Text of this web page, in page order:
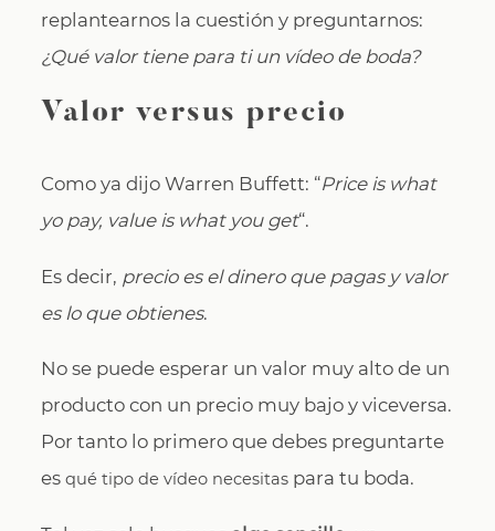
replantearnos la cuestión y preguntarnos:
¿Qué valor tiene para ti un vídeo de boda?
Valor versus precio
Como ya dijo Warren Buffett: “Price is what
yo pay, value is what you get“.
Es decir, precio es el dinero que pagas y valor
es lo que obtienes.
No se puede esperar un valor muy alto de un
producto con un precio muy bajo y viceversa.
Por tanto lo primero que debes preguntarte
esqué tipo de vídeo necesitas para tu boda.